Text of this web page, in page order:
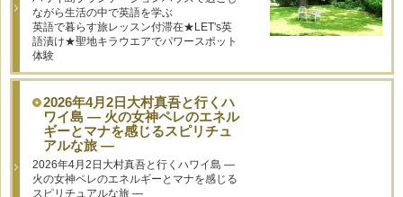
ながら生活の中で英語を学ぶ
英語で暮らす旅レッスン付滞在★LET's英
語漬け★聖地キラウエアでパワースポット
体験
2026年4月2日大村真吾と行くハ
ワイ島 — 火の女神ペレのエネル
ギーとマナを感じるスピリチュ
アルな旅 —
2026年4月2日大村真吾と行くハワイ島 —
火の女神ペレのエネルギーとマナを感じる
スピリチュアルな旅 —